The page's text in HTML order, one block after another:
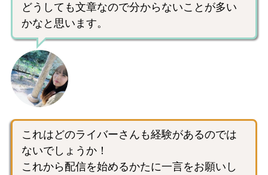
どうしても文章なので分からないことが多い
かなと思います。
これはどのライバーさんも経験があるのでは
ないでしょうか！
これから配信を始めるかたに一言をお願いし